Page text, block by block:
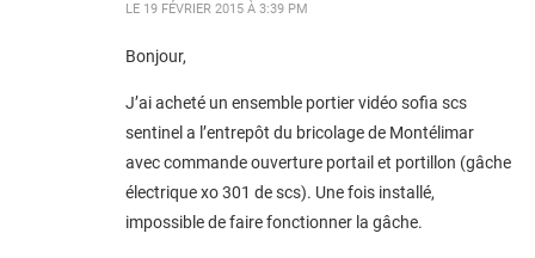
LE 19 FÉVRIER 2015 À 3:39 PM
Bonjour,
J’ai acheté un ensemble portier vidéo sofia scs
sentinel a l’entrepôt du bricolage de Montélimar
avec commande ouverture portail et portillon (gâche
électrique xo 301 de scs). Une fois installé,
impossible de faire fonctionner la gâche.